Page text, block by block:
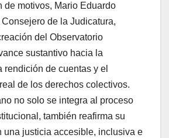
de motivos, Mario Eduardo
de la Judicatura,
del Observatorio
sustantivo hacia la
rendición de cuentas y el
de los derechos colectivos.
no solo se integra al proceso
también reafirma su
una justicia accesible, inclusiva e